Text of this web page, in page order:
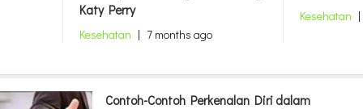
Katy Perry
Kesehatan | 7 months ago
Kesehatan |
Contoh-Contoh Perkenalan Diri dalam